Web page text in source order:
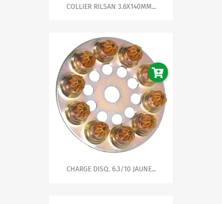
COLLIER RILSAN 3.6X140MM...
CHARGE DISQ. 6.3/10 JAUNE...